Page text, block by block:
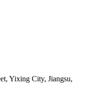
Yixing City, Jiangsu,